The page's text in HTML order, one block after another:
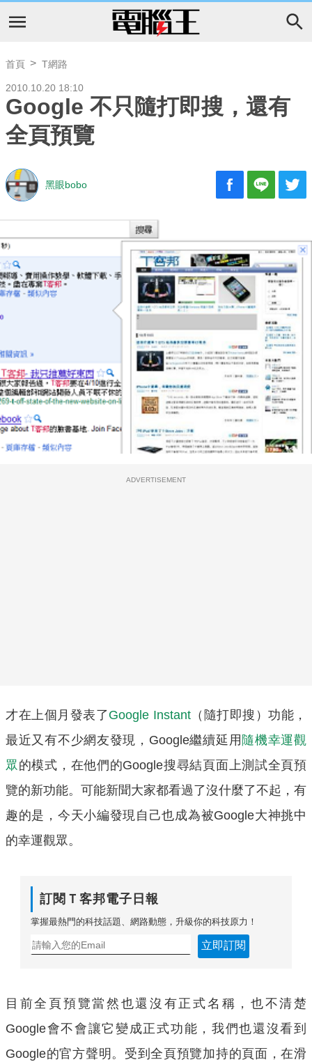
首頁 T網路
2010.10.20 18:10
Google 不只隨打即搜，還有
全頁預覽
黑眼bobo
ADVERTISEMENT
才在上個月發表了Google Instant（隨打即搜）功能，
最近又有不少網友發現，Google繼續延用 隨機幸運觀
眾的模式，在他們的Google搜尋結頁面上測試全頁預
覽的新功能。可能新聞大家都看過了沒什麼了不起，有
趣的是，今天小編發現自己也成為被Google大神挑中
的幸運觀眾。
訂閱Ｔ客邦電子日報
掌握最熱門的科技話題、網路動態，升級你的科技原力！
立即訂閱
目前全頁預覽當然也還沒有正式名稱，也不清楚
Google會不會讓它變成正式功能，我們也還沒看到
Google的官方聲明。受到全頁預覽加持的頁面，在滑